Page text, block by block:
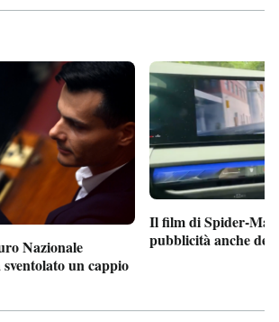
Nazionale
un cappio
Il film di Spider-Man
pubblicità anche